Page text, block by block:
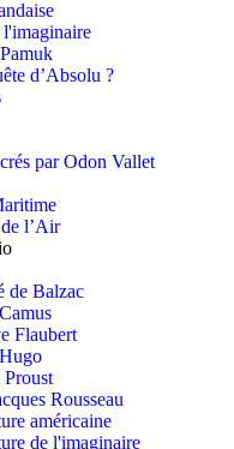
d’Absolu ?
par Odon Vallet
l’Air
de Balzac
Flaubert
Rousseau
américaine
de l'imaginaire